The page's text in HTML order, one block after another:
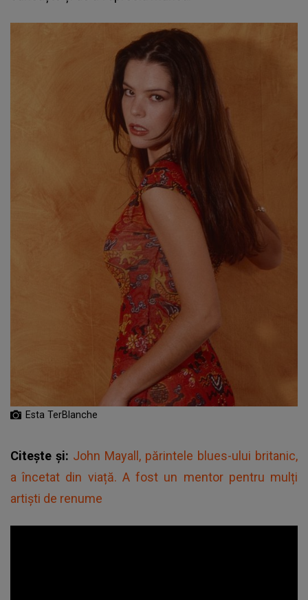
Esta TerBlanche
Citește și: John Mayall, părintele blues-ului britanic,
a încetat din viață. A fost un mentor pentru mulți
artiști de renume